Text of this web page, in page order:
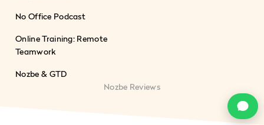
No Office Podcast
Online Training: Remote
Teamwork
Nozbe & GTD
Nozbe Reviews
c